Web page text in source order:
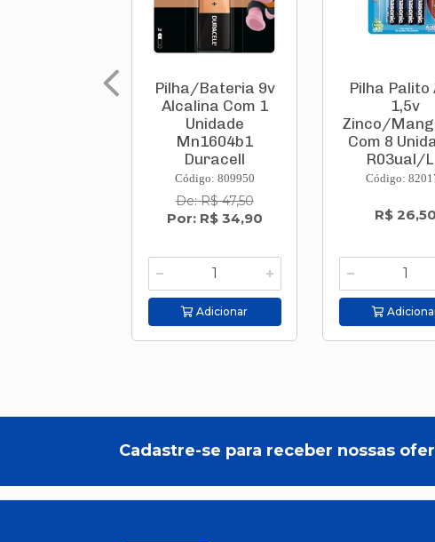
Pilha/Bateria 9v
Alcalina Com 1
Unidade
Mn1604b1
Duracell
Código: 809950
De: R$ 47,50
Por: R$ 34,90
Adicionar
Pilha Palito
1,5v
Zinco/
Com 8
R03ual/
Código:
R$ 26,50
Cadastre-se para receber nossas